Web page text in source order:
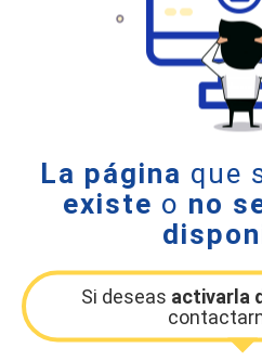
La página que
existe o no
Si deseas activarla